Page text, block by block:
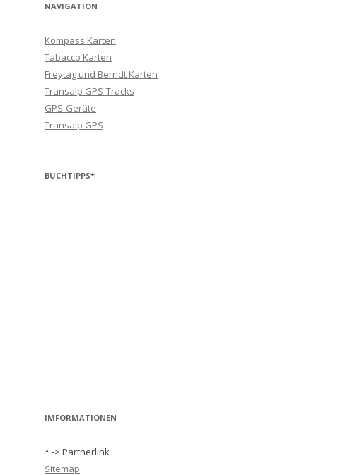
NAVIGATION
Kompass Karten
Tabacco Karten
Freytag und Berndt Karten
Transalp GPS-Tracks
GPS-Geräte
Transalp GPS
BUCHTIPPS*
IMFORMATIONEN
* -> Partnerlink
Sitemap